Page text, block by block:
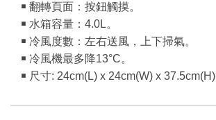
￭ 翻轉頁面：按鈕觸摸。
￭ 水箱容量：4.0L。
￭ 冷風度數：左右送風，上下掃氣。
￭ 冷風機最多降13°C。
￭ 尺寸: 24cm(L) x 24cm(W) x 37.5cm(H)